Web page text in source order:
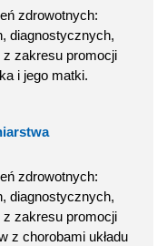
zdrowotnych:
diagnostycznych,
zakresu promocji
i jego matki.
zdrowotnych:
diagnostycznych,
zakresu promocji
z chorobami układu